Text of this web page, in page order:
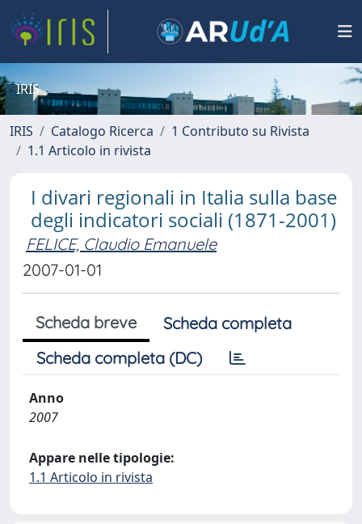
IRIS
IRIS Catalogo Ricerca
1 Contributo su Rivista
1.1 Articolo in rivista
I divari regionali in Italia sulla base
degli indicatori sociali (1871-2001)
FELICE, Claudio Emanuele
2007-01-01
Scheda breve
Scheda completa
Scheda completa (DC)
Anno
2007
Appare nelle tipologie:
1.1 Articolo in rivista